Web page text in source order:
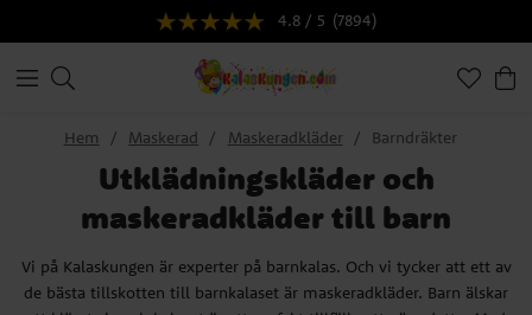
4.8 / 5 (7894)
Hem Maskerad Maskeradkläder Barndräkter
Utklädningskläder och
maskeradkläder till barn
Vi på Kalaskungen är experter på barnkalas. Och vi tycker att ett av
de bästa tillskotten till barnkalaset är maskeradkläder. Barn älskar